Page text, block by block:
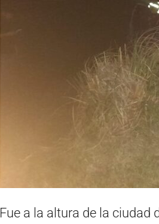
Fue a la altura de la ciudad